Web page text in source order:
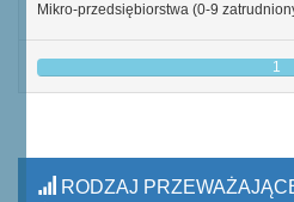
Mikro-przedsiębiorstwa (0-9
1
RODZAJ